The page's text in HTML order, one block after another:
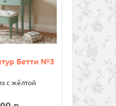
Бортик
960 х 45 х
Бетти №3
с жёлтой